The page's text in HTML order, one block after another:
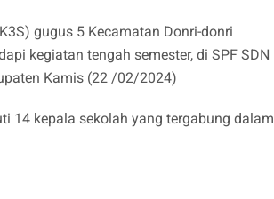
gugus 5 Kecamatan Donri-donri
kegiatan tengah semester, di SPF SDN
Kamis (22 /02/2024)
14 kepala sekolah yang tergabung dalam